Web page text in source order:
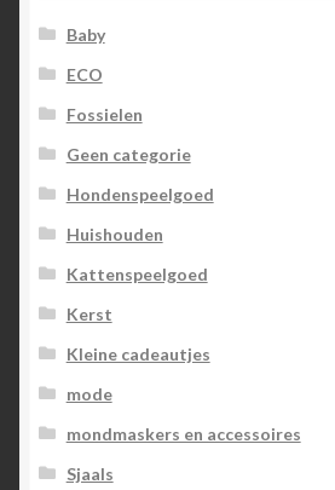
Baby
ECO
Fossielen
Geen categorie
Hondenspeelgoed
Huishouden
Kattenspeelgoed
Kerst
Kleine cadeautjes
mode
mondmaskers en accessoires
Sjaals